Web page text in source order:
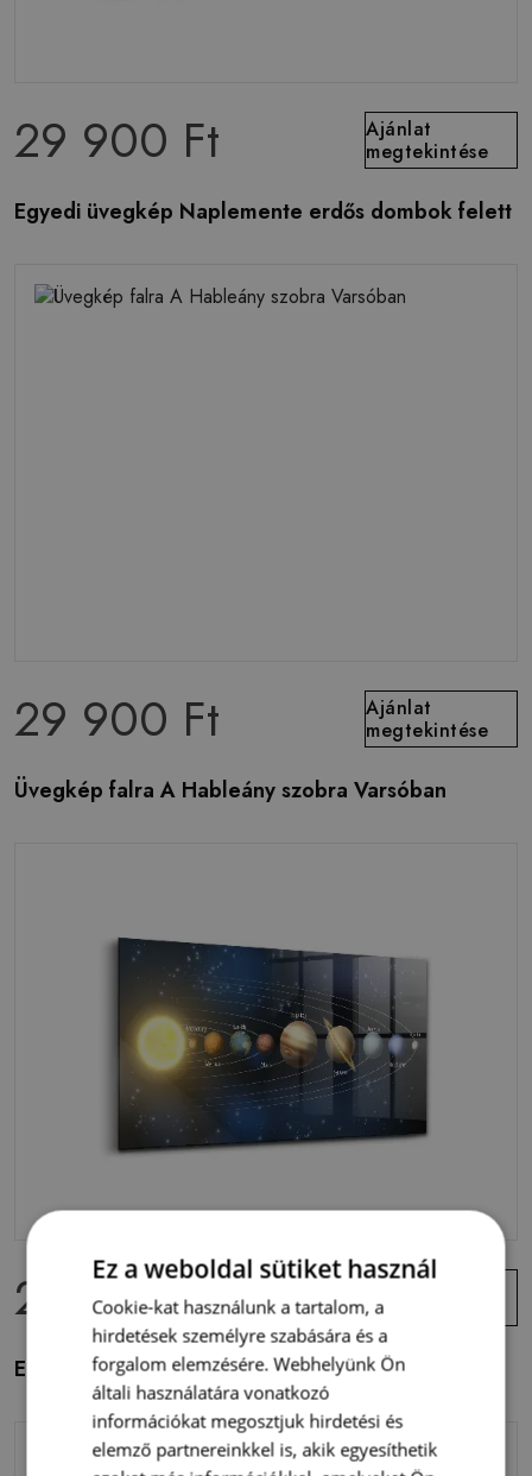
29 900 Ft
Ajánlat
megtekintése
Egyedi üvegkép Naplemente erdős dombok felett
29 900 Ft
Ajánlat
megtekintése
Üvegkép falra A Hableány szobra Varsóban
29 900 Ft
Ajánlat
megtekintése
Egyedi üvegkép Naprendszer
Ez a weboldal sütiket használ
Cookie-kat használunk a tartalom, a
hirdetések személyre szabására és a
forgalom elemzésére. Webhelyünk Ön
általi használatára vonatkozó
információkat megosztjuk hirdetési és
elemző partnereinkkel is, akik egyesíthetik